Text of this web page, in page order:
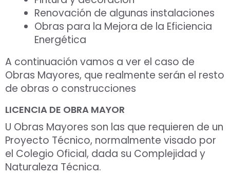
Renovación de algunas instalaciones
Obras para la Mejora de la Eficiencia
Energética
A continuación vamos a ver el caso de
Obras Mayores, que realmente serán el resto
de obras o construcciones
LICENCIA DE OBRA MAYOR
U Obras Mayores son las que requieren de un
Proyecto Técnico, normalmente visado por
el Colegio Oficial, dada su Complejidad y
Naturaleza Técnica.
Aceptar Política Privacidad *
Solicitar Asesoramiento